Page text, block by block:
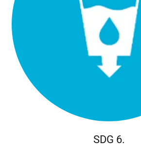
SDG 6.